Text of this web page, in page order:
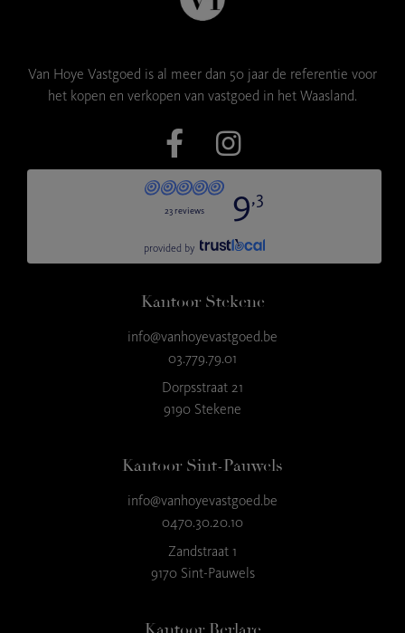
Van Hoye Vastgoed is al meer dan 50 jaar de referentie voor
het kopen en verkopen van vastgoed in het Waasland.
Kantoor Stekene
info@vanhoyevastgoed.be
03.779.79.01
Dorpsstraat 21
9190 Stekene
Kantoor Sint-Pauwels
info@vanhoyevastgoed.be
0470.30.20.10
Zandstraat 1
9170 Sint-Pauwels